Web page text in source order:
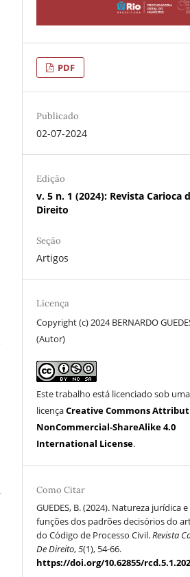
PDF
Publicado
02-07-2024
Edição
v. 5 n. 1 (2024): Revista Carioca
Direito
Seção
Artigos
Licença
Copyright (c) 2024 BERNARDO
(Autor)
Este trabalho está licenciado sob uma
licençaCreative Commons
NonCommercial-ShareAlike 4.0
International License.
Como Citar
GUEDES, B. (2024). Natureza jurídica e
funções dos padrões decisórios do
do Código de Processo Civil.Revista
De Direito,5(1), 54-66.
https://doi.org/10.62855/